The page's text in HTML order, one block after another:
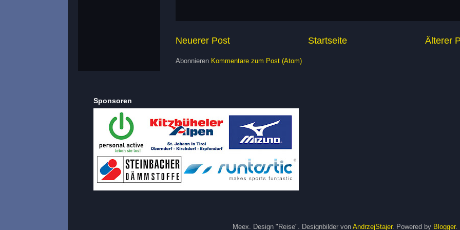
Neuerer Post Älterer
Startseite
Abonnieren Kommentare zum Post (Atom)
Sponsoren
Meex. Design "Reise". Designbilder von AndrzejStajer. Powered by Blogger.